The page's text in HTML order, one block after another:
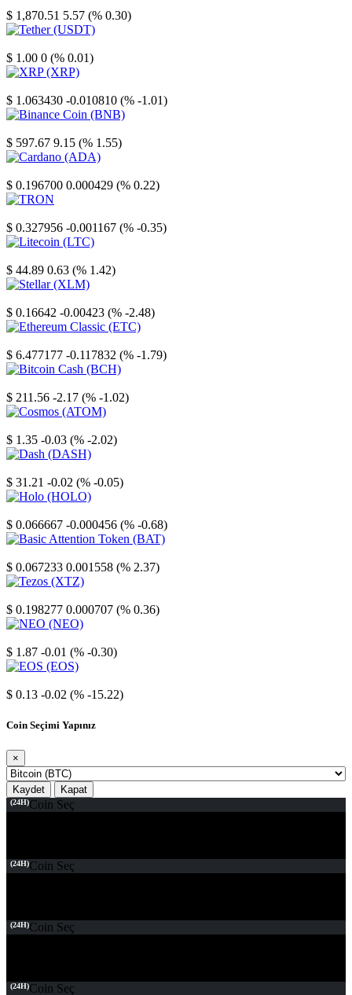
$ 1,870.51 5.57 (% 0.30)
$ 1.00 0 (% 0.01)
$ 1.063430 -0.010810 (% -1.01)
$ 597.67 9.15 (% 1.55)
$ 0.196700 0.000429 (% 0.22)
$ 0.327956 -0.001167 (% -0.35)
$ 44.89 0.63 (% 1.42)
$ 0.16642 -0.00423 (% -2.48)
$ 6.477177 -0.117832 (% -1.79)
$ 211.56 -2.17 (% -1.02)
$ 1.35 -0.03 (% -2.02)
$ 31.21 -0.02 (% -0.05)
$ 0.066667 -0.000456 (% -0.68)
$ 0.067233 0.001558 (% 2.37)
$ 0.198277 0.000707 (% 0.36)
$ 1.87 -0.01 (% -0.30)
$ 0.13 -0.02 (% -15.22)
Coin Seçimi Yapınız
×
Kaydet Kapat
(24H)Coin Seç
(24H)Coin Seç
(24H)Coin Seç
(24H)Coin Seç